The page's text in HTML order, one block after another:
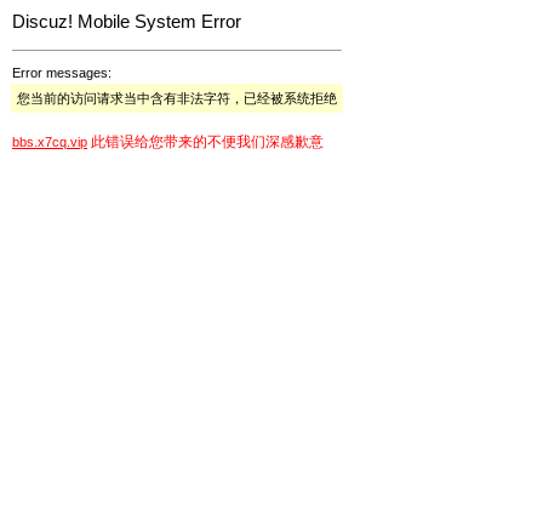
Discuz! Mobile System Error
Error messages:
您当前的访问请求当中含有非法字符，已经被系统拒绝
bbs.x7cq.vip 此错误给您带来的不便我们深感歉意